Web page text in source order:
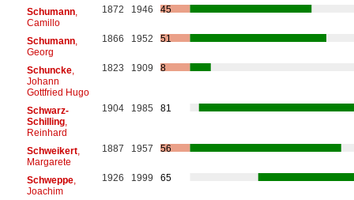
Schumann,
Camillo
1872 1946 45
Schumann,
Georg
1866 1952 51
Schuncke,
Johann
Gottfried Hugo
1823 1909 8
Schwarz-
Schilling,
Reinhard
1904 1985 81
Schweikert,
Margarete
1887 1957 56
Schweppe,
Joachim
1926 1999 65